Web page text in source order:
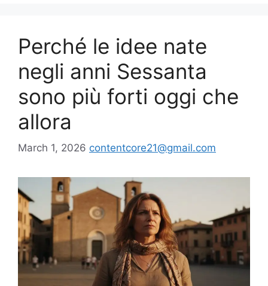
Perché le idee nate
negli anni Sessanta
sono più forti oggi che
allora
March 1, 2026 contentcore21@gmail.com